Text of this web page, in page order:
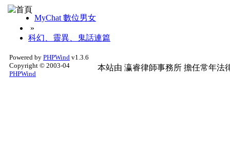
MyChat 數位男女
»
科幻、靈異、鬼話連篇
Powered by PHPWind v1.3.6
Copyright © 2003-04
PHPWind
本站由 瀛睿律師事務所 擔任常年法